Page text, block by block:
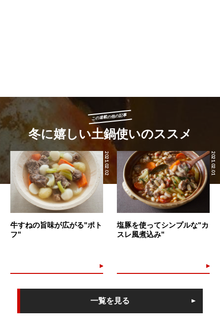
この連載の他の記事
冬に嬉しい土鍋使いのススメ
2021.02.02
牛すねの旨味が広がる"ポト
フ"
2021.02.01
塩豚を使ってシンプルな"カ
スレ風煮込み"
一覧を見る